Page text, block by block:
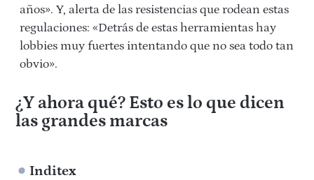
años». Y, alerta de las resistencias que rodean estas
regulaciones: «Detrás de estas herramientas hay
lobbies muy fuertes intentando que no sea todo tan
obvio».
¿Y ahora qué? Esto es lo que dicen
las grandes marcas
Inditex